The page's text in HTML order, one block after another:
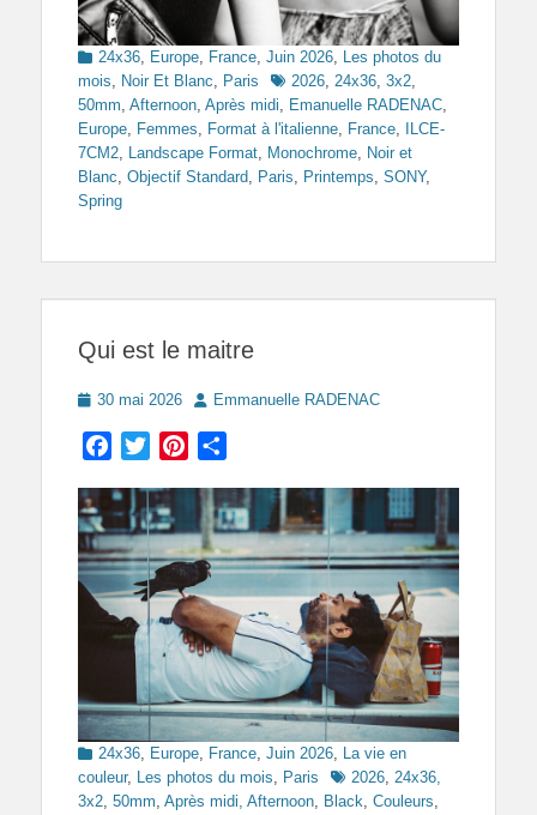
Categories
24x36, Europe, France, Juin 2026, Les photos du
mois, Noir Et Blanc, Paris Tags2026, 24x36, 3x2,
50mm, Afternoon, Après midi, Emanuelle RADENAC,
Europe, Femmes, Format à l'italienne, France,
ILCE-
7CM2, Landscape Format, Monochrome, Noir et
Blanc, Objectif Standard, Paris, Printemps, SONY,
Spring
Qui est le maitre
Posted
30 mai 2026 AuthorEmmanuelle RADENAC
Facebook
TwitterPinterest
Categories
24x36, Europe, France, Juin 2026, La vie en
couleur, Les photos du mois, Paris Tags2026, 24x36,
3x2, 50mm, Après midi, Afternoon, Black, Couleurs,